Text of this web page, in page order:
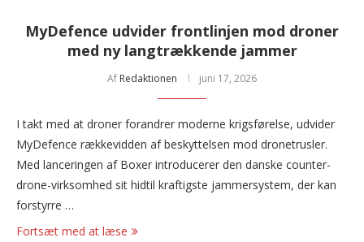
MyDefence udvider frontlinjen mod droner
med ny langtrækkende jammer
Af Redaktionen juni 17, 2026
I takt med at droner forandrer moderne krigsførelse, udvider
MyDefence rækkevidden af beskyttelsen mod dronetrusler.
Med lanceringen af Boxer introducerer den danske counter-
drone-virksomhed sit hidtil kraftigste jammersystem, der kan
forstyrre …
Fortsæt med at læse